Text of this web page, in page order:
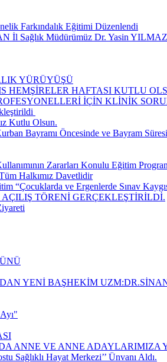
Farkındalık Eğitimi Düzenlendi
İl Sağlık Müdürümüz Dr. Yasin
YÜRÜYÜŞÜ
HEMŞİRELER HAFTASI KUTLU
İÇİN KLİNİK
Kutlu Olsun.
Bayramı Öncesinde ve Bayram
Zararları Konulu Eğitim
Halkımız Davetlidir
“Çocuklarda ve Ergenlerde Sınav
TÖRENİ GERÇEKLEŞTİRİLDİ.
YENİ BAŞHEKİM
ANNE VE ANNE
Sağlıklı Hayat Merkezi’’ Ünvanı Aldı.